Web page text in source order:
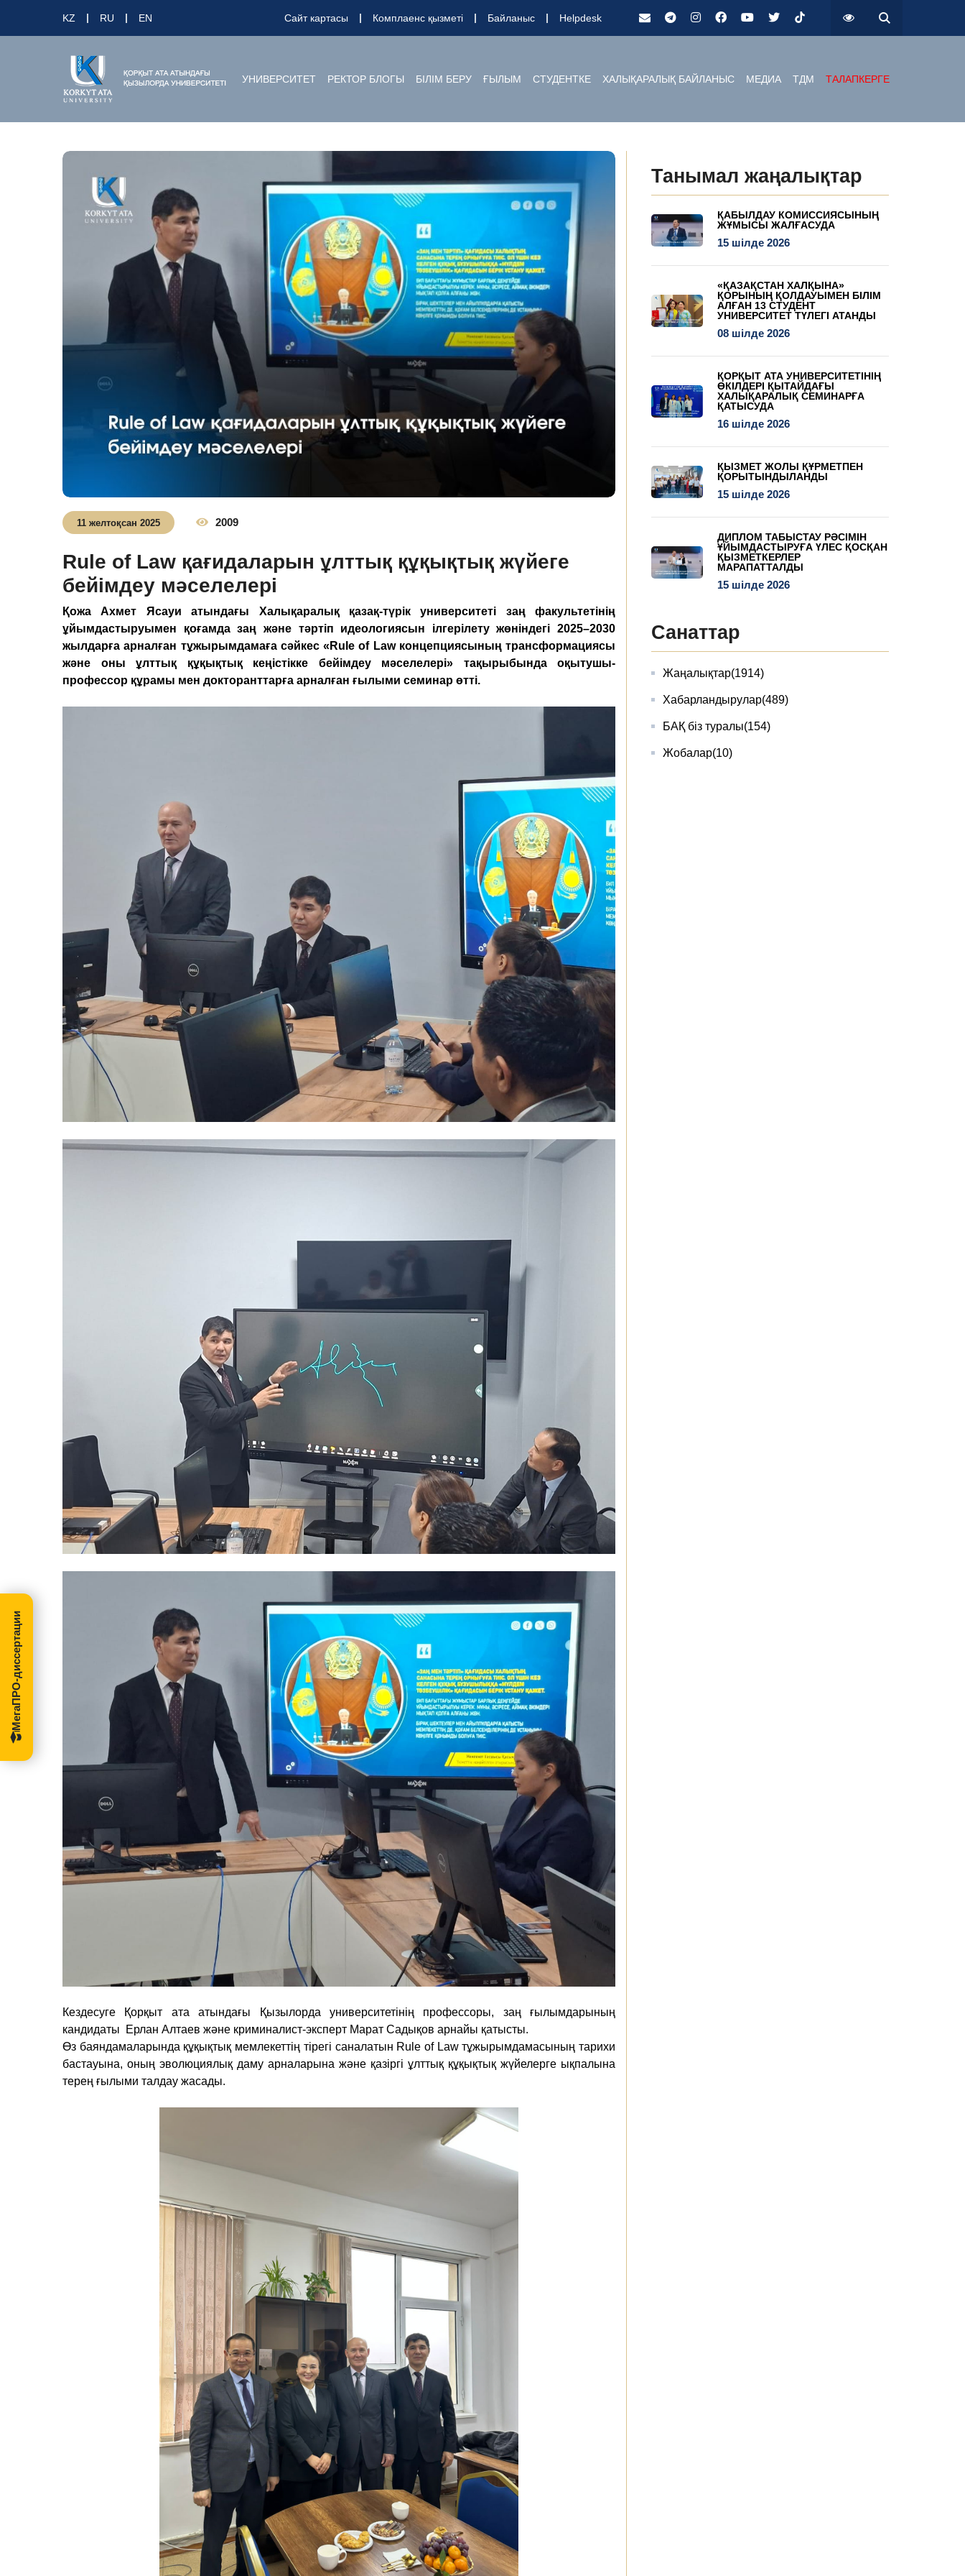
KZ RU EN Сайт картасы Комплаенс қызметі Байланыс Helpdesk
УНИВЕРСИТЕТ РЕКТОР БЛОГЫ БІЛІМ БЕРУ ҒЫЛЫМ СТУДЕНТКЕ ХАЛЫҚАРАЛЫҚ БАЙЛАНЫС МЕДИА ТДМ ТАЛАПКЕРГЕ
11 желтоқсан 2025 2009
Rule of Law қағидаларын ұлттық құқықтық жүйеге
бейімдеу мәселелері
Қожа Ахмет Ясауи атындағы Халықаралық қазақ-түрік университеті заң факультетінің
ұйымдастыруымен қоғамда заң және тәртіп идеологиясын ілгерілету жөніндегі 2025–2030
жылдарға арналған тұжырымдамаға сәйкес «Rule of Law концепциясының трансформациясы
және оны ұлттық құқықтық кеңістікке бейімдеу мәселелері» тақырыбында оқытушы-
профессор құрамы мен докторанттарға арналған ғылыми семинар өтті.
Кездесуге Қорқыт ата атындағы Қызылорда университетінің профессоры, заң ғылымдарының
кандидаты Ерлан Алтаев және криминалист-эксперт Марат Садықов арнайы қатысты.
Өз баяндамаларында құқықтық мемлекеттің тірегі саналатын Rule of Law тұжырымдамасының тарихи
бастауына, оның эволюциялық даму арналарына және қазіргі ұлттық құқықтық жүйелерге ықпалына
терең ғылыми талдау жасады.
Танымал жаңалықтар
ҚАБЫЛДАУ КОМИССИЯСЫНЫҢ
ЖҰМЫСЫ ЖАЛҒАСУДА
15 шілде 2026
«ҚАЗАҚСТАН ХАЛҚЫНА»
ҚОРЫНЫҢ ҚОЛДАУЫМЕН БІЛІМ
АЛҒАН 13 СТУДЕНТ
УНИВЕРСИТЕТ ТҮЛЕГІ АТАНДЫ
08 шілде 2026
ҚОРҚЫТ АТА УНИВЕРСИТЕТІНІҢ
ӨКІЛДЕРІ ҚЫТАЙДАҒЫ
ХАЛЫҚАРАЛЫҚ СЕМИНАРҒА
ҚАТЫСУДА
16 шілде 2026
ҚЫЗМЕТ ЖОЛЫ ҚҰРМЕТПЕН
ҚОРЫТЫНДЫЛАНДЫ
15 шілде 2026
ДИПЛОМ ТАБЫСТАУ РӘСІМІН
ҰЙЫМДАСТЫРУҒА ҮЛЕС ҚОСҚАН
ҚЫЗМЕТКЕРЛЕР
МАРАПАТТАЛДЫ
15 шілде 2026
Санаттар
Жаңалықтар(1914)
Хабарландырулар(489)
БАҚ біз туралы(154)
Жобалар(10)
МегаПРО-диссертации